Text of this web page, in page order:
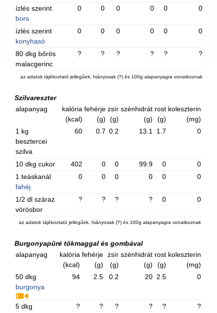
ízlés szerint
bors
0 0 0 0 0 0
ízlés szerint
konyhasó
0 0 0 0 0 0
80 dkg bőrös
malacgerinc
? ? ? ? ? ?
az adatok tájékoztató jellegűek, hiányosak (?) és 100g alapanyagra vonatkoznak
Szilvareszter
alapanyag
kalória
(kcal)
fehérje
(g)
zsír
(g)
szénhidrát
(g)
rost
(g)
koleszterin
(mg)
1 kg
besztercei
szilva
60 0.7 0.2 13.1 1.7 0
10 dkg cukor 402 0 0 99.9 0
0
1 teáskanál
fahéj
0 0 0 0 0 0
1/2 dl száraz
vörösbor
? ? ? ? 0 0
az adatok tájékoztató jellegűek, hiányosak (?) és 100g alapanyagra vonatkoznak
Burgonyapüré tökmaggal és gombával
alapanyag
kalória
(kcal)
fehérje
(g)
zsír
(g)
szénhidrát
(g)
rost
(g)
koleszterin
(mg)
50 dkg
burgonya
94 2.5 0.2 20 2.5 0
5 dkg
? ? ? ? ? ?